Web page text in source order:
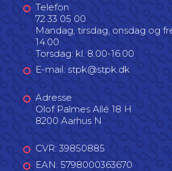
Telefon
72 33 05 00
Mandag, tirsdag, onsdag og
14.00
Torsdag: kl. 8.00-16.00
E-mail: stpk@stpk.dk
Adresse
Olof Palmes Allé 18 H
8200 Aarhus N
CVR: 39850885
EAN: 5798000363670